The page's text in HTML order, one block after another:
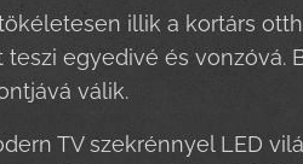
illik a kortárs
egyedivé és vonzóvá.
válik.
TV szekrénnyel LED